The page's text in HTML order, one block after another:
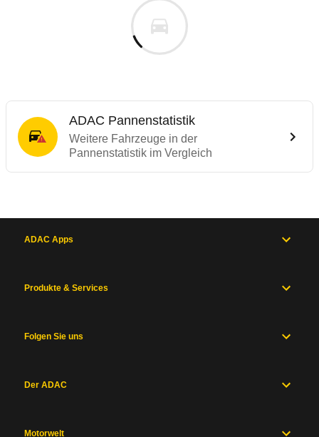
ADAC Pannenstatistik
Weitere Fahrzeuge in der
Pannenstatistik im Vergleich
ADAC Apps
Produkte & Services
Folgen Sie uns
Der ADAC
Motorwelt